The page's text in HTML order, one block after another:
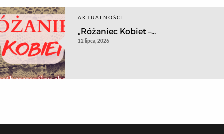
AKTUALNOŚCI
„Różaniec Kobiet –...
12 lipca, 2026